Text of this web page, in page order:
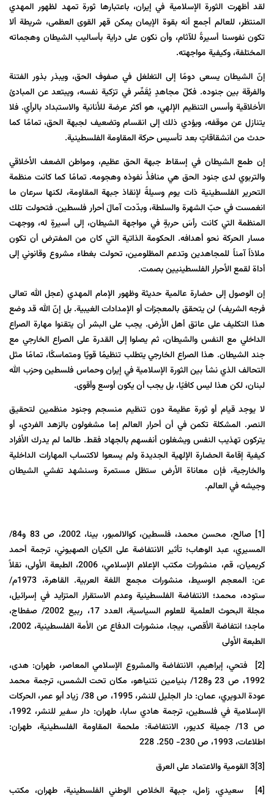
لقد أظهرت الثورة الإسلامية في إيران، باعتبارها ثورة تمهد لظهور المهدي
المنتظر، للعالم أجمع أنه بقوة الإيمان يمكن قهر القوى العظمى، شريطة ألا
تكون نفوسنا أسيرةً للآثام، وأن نكون على دراية بأساليب الشيطان وهجماته
المختلفة، وكيفية مواجهته.
إنّ الشيطان يسعى دومًا إلى التغلغل في صفوف الحق، ويبذر بذور الفتنة
والفرقة بين جنوده. فكلّ مجاهدٍ يُقَصِّر في تزكية نفسه، ويبتعد عن المبادئ
الأخلاقية وأسس التنظيم الإلهي، هو أكثر عرضة للأنانية والاستبداد بالرأي. فلا
يتنازل عن موقفه، ويؤدي ذلك إلى انقسام وتضعيف لجبهة الحق، تمامًا كما
حدث من انشقاقاتٍ بعد تأسيس حركة المقاومة الفلسطينية.
إن طمع الشيطان في إسقاط جبهة الحق عظيم، ومواطن الضعف الأخلاقي
والتربوي لدى جنود الحق هي منافذُ نفوذه وهجومه. تمامًا كما كانت منظمة
التحرير الفلسطينية ذات يوم وسيلةً لإنقاذ جبهة المقاومة، لكنها سرعان ما
انغمست في حبّ الشهرة والسلطة، وبدّدت آمالَ أحرار فلسطين. فتحولت تلك
المنظمة التي كانت رأسَ حربةٍ في مواجهة الشيطان، إلى أسيرةٍ له، ووجهت
مسار الحركة نحو أهدافه. الحكومة الذاتية التي كان من المفترض أن تكون
ملاذاً آمناً للمجاهدين وتدعم المظلومين، تحولت بغطاء مشروع وقانوني إلى
أداة لقمع الأحرار الفلسطينيين بصمت.
إن الوصول إلىحضارة عالمية حديثةوظهور الإمام المهدي (عجل الله تعالى
فرجه الشريف) لن يتحقق بالمعجزات أو الإمدادات الغيبية. بل إنّ الله قد وضع
هذا التكليفعلى عاتق أهل الأرض. يجب على البشر أن يتقنوا مهارة الصراع
الداخلي مع النفس والشيطان، ثم يصلوا إلى القدرة على الصراع الخارجي مع
جند الشيطان. هذا الصراع الخارجي يتطلب تنظيمًا قويًا ومتماسكًا، تمامًا مثل
التحالف الذي نشأ بين الثورة الإسلامية في إيران وحماس فلسطين وحزب الله
لبنان، لكن هذا ليس كافيًا، بل يجب أن يكون أوسع وأقوى.
لا يوجد قيام أو ثورة عظيمة دون تنظيم منسجم وجنود منظمين لتحقيق
النصر. المشكلة تكمن في أن أحرار العالم إما مشغولون بالزهد الفردي، أو
يتركون تهذيب النفس ويشغلون أنفسهم بالجهاد فقط. طالما لم يدرك الأفراد
كيفية إقامة الحضارة الإلهية الجديدة ولم يسعوا لاكتساب المهارات الداخلية
والخارجية، فإن معاناة الأرض ستظل مستمرة وسنشهد تفشي الشيطان
وجيشه في العالم.
[1]
صالح، محسن محمد، فلسطين، كوالالمبور، بينا، 2002، ص 83 و84/
المسيري، عبد الوهاب؛ تأثير الانتفاضة على الكيان الصهيوني، ترجمة أحمد
كريميان، قم، منشورات مكتب الإعلام الإسلامي، 2006، الطبعة الأولى، نقلاً
عن: المعجم الوسيط، منشورات مجمع اللغة العربية. القاهرة، 1973م/
ستوده، محمد؛ الانتفاضة الفلسطينية وعدم الاستقرار المتزايد في إسرائيل،
مجلة البحوث العلمية للعلوم السياسية، العدد 17، ربيع 2002/ صفطاج،
ماجد؛ انتفاضة الأقصى، بيجا، منشورات الدفاع عن الأمة الفلسطينية، 2002،
الطبعة الأولى
[2]
فتحي، إبراهيم، الانتفاضة والمشروع الإسلامي المعاصر، طهران: هدى،
1992، ص 23 و128/ بنيامين نتنياهو، مكان تحت الشمس، ترجمة محمد
عودة الدويري، عمان: دار الجليل للنشر، 1995، ص 38/ زياد أبو عمر، الحركات
الإسلامية في فلسطين، ترجمة هادي سابا، طهران: دار سفير للنشر، 1992،
ص 13/ جميلة كديور، الانتفاضة: ملحمة المقاومة الفلسطينية، طهران:
اطلاعات، 1993، ص 230- 250. 228
[3] 3 القومية والاعتماد على العرق
[4]
سعيدي، زامل، جبهة الخلاص الوطني الفلسطينية، طهران، مكتب